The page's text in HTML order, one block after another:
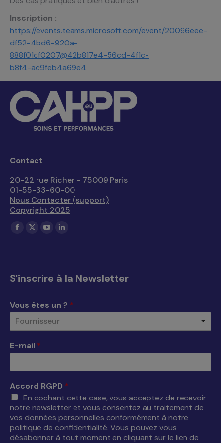
Inscription :
https://events.teams.microsoft.com/event/20096eee-
df52-4bd6-920a-
888f01cf0207@42b817e4-56cd-4f1c-
b8f4-ac9feb4a69e4
Contact
20-22 rue Richer - 75009 Paris
01-55-33-60-00
Nous Contacter (support)
Copyright 2025
Trouvez nous sur :
La
dans
nouvelle
fenêtre
La
dans
nouvelle
fenêtre
La
dans
nouvelle
fenêtre
La
dans
nouvelle
S'inscrire à la Newsletter
Vous êtes un ? *
Fournisseur
E-mail *
Accord RGPD *
En cochant cette case, vous acceptez de recevoir
notre newsletter et vous consentez au traitement de
vos données personnelles conformément à notre
politique de confidentialité. Vous pouvez vous
désabonner à tout moment en cliquant sur le lien de